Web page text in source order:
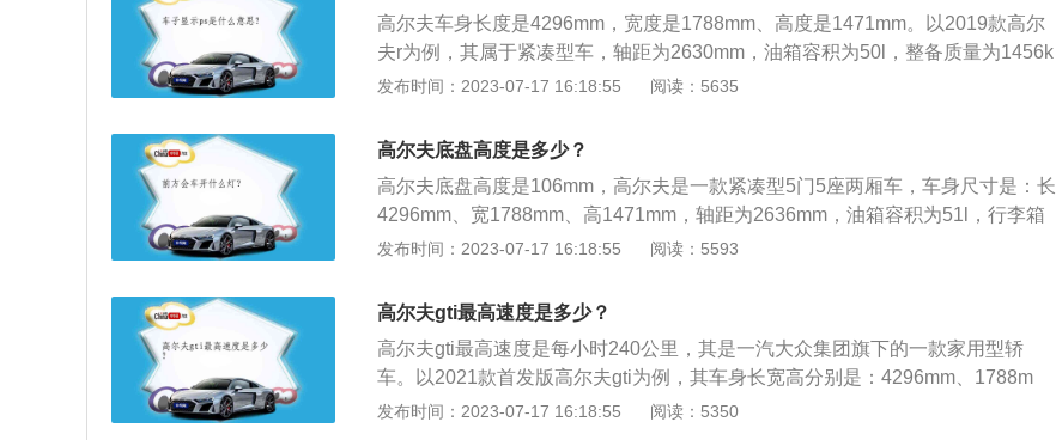
置还有7速DSG双离合变速器，换挡更加平顺，动力传递效率和经济性都更胜一
筹。
高尔夫车身长度是4296mm，宽度是1788mm、高度是1471mm。以2019款高尔
夫r为例，其属于紧凑型车，轴距为2630mm，油箱容积为50l，整备质量为1456k
g。2019款高尔夫r前悬架是麦弗逊式独立悬架，后悬架是多连杆式独立悬架，其
280nm，与其匹配的是6挡双离合变速箱。
发布时间：2023-07-17 16:18:55 阅读：5635
高尔夫底盘高度是多少？
高尔夫底盘高度是106mm，高尔夫是一款紧凑型5门5座两厢车，车身尺寸是：长
4296mm、宽1788mm、高1471mm，轴距为2636mm，油箱容积为51l，行李箱
容积为380l。高尔夫搭载了1.2t发动机和7挡双离合变速箱，最大功率是85千瓦，
前悬架使用了麦弗逊式独立悬架，后悬架使用了扭力梁式非独立悬架。
发布时间：2023-07-17 16:18:55 阅读：5593
高尔夫gti最高速度是多少？
高尔夫gti最高速度是每小时240公里，其是一汽大众集团旗下的一款家用型轿
车。以2021款首发版高尔夫gti为例，其车身长宽高分别是：4296mm、1788m
m、1471mm，轴距为2631mm，油箱容积为51l，行李箱容积为380l。2021款首
发布时间：2023-07-17 16:18:55 阅读：5350